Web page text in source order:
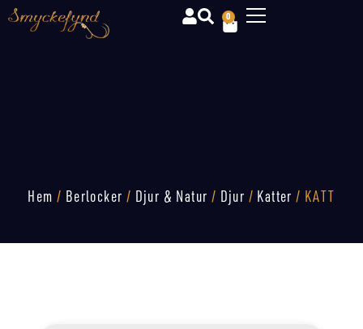
0
Hem / Berlocker / Djur & Natur / Djur / Katter / KATT